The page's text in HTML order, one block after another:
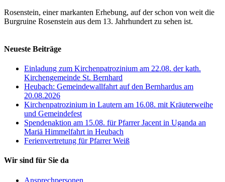
Rosenstein, einer markanten Erhebung, auf der schon von weit die
Burgruine Rosenstein aus dem 13. Jahrhundert zu sehen ist.
Neueste Beiträge
Einladung zum Kirchenpatrozinium am 22.08. der kath.
Kirchengemeinde St. Bernhard
Heubach: Gemeindewallfahrt auf den Bernhardus am
20.08.2026
Kirchenpatrozinium in Lautern am 16.08. mit Kräuterweihe
und Gemeindefest
Spendenaktion am 15.08. für Pfarrer Jacent in Uganda an
Mariä Himmelfahrt in Heubach
Ferienvertretung für Pfarrer Weiß
Wir sind für Sie da
Ansprechpersonen